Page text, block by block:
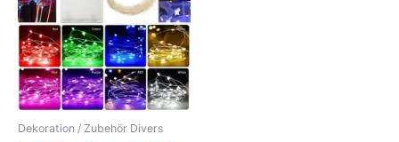
Dekoration / Zubehör Divers
mehrere
Varianten
auf.
Die
Optionen